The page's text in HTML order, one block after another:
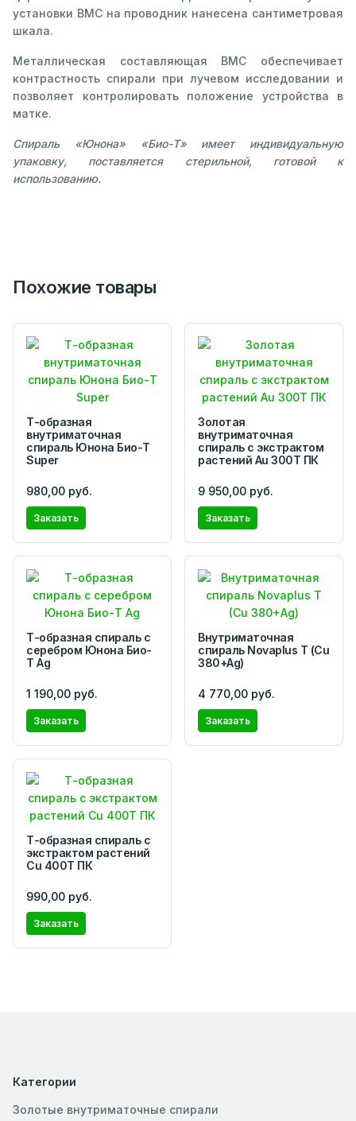
установки ВМС на проводник нанесена сантиметровая
шкала.
Металлическая составляющая ВМС обеспечивает
контрастность спирали при лучевом исследовании и
позволяет контролировать положение устройства в
матке.
Спираль «Юнона» «Био-Т» имеет индивидуальную
упаковку, поставляется стерильной, готовой к
использованию.
Похожие товары
Т-образная
внутриматочная
спираль Юнона Био-Т
Super
980,00 руб.
Заказать
Золотая
внутриматочная
спираль с экстрактом
растений Au 300Т ПК
9 950,00 руб.
Заказать
Т-образная спираль с
серебром Юнона Био-
Т Ag
1 190,00 руб.
Заказать
Внутриматочная
спираль Novaplus T (Cu
380+Ag)
4 770,00 руб.
Заказать
Т-образная спираль с
экстрактом растений
Cu 400T ПК
990,00 руб.
Заказать
Категории
Золотые внутриматочные спирали